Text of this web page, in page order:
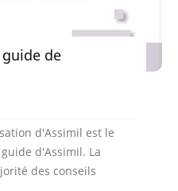
guide de
d'Assimil est le
d'Assimil. La
des conseils